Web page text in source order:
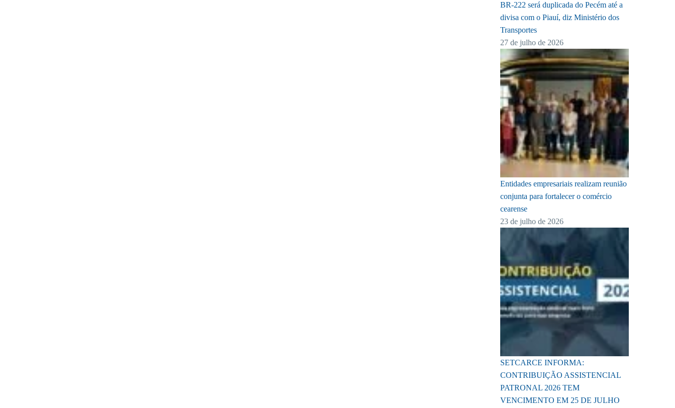
BR-222 será duplicada do Pecém até a
divisa com o Piauí, diz Ministério dos
Transportes
27 de julho de 2026
Entidades empresariais realizam reunião
conjunta para fortalecer o comércio
cearense
23 de julho de 2026
SETCARCE INFORMA:
CONTRIBUIÇÃO ASSISTENCIAL
PATRONAL 2026 TEM
VENCIMENTO EM 25 DE JULHO